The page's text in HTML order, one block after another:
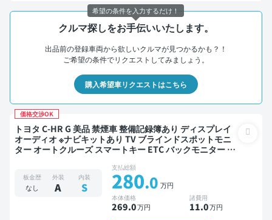
クルマ探しをお手伝いいたします。
出品前の登録車両から欲しいクルマが見つかるかも？！
ご希望の条件でリクエストしてみましょう。
購入希望車リクエストはこちら
価格交渉OK
トヨタ C-HR G 美品 禁煙車 整備記録簿あり ディスプレイ
オーディオ ※ナビキットあり TV ブラインドスポットモニ
ター オートクルーズ スマートキー ETC バックモニター 全
板金歴
なし
外装
A
内装
S
支払総額
280.0 万円
本体価格
269.0万円
諸費用
11.0万円
希望の条件を入力するだけ！